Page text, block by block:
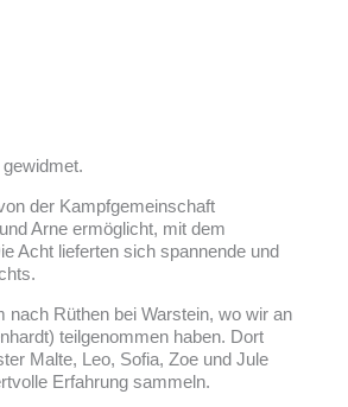
der Kampfgemeinschaft
Arne ermöglicht, mit dem
Acht lieferten sich spannende und
Rüthen bei Warstein, wo wir an
teilgenommen haben. Dort
Malte, Leo, Sofia, Zoe und Jule
Erfahrung sammeln.